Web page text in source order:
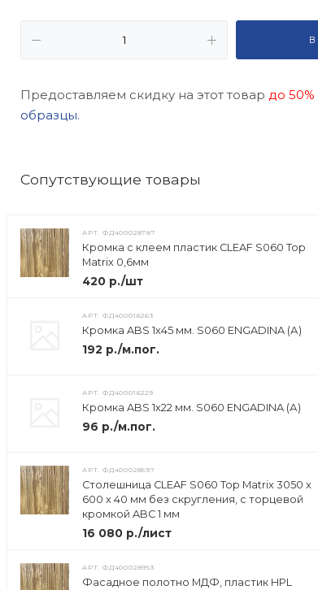
Предоставляем скидку на этот товар до 50%
образцы.
Cопутствующие товары
АРТ.ФД400028787
Кромка с клеем пластик CLEAF S060 Top
Matrix 0,6мм
420 р./шт
АРТ.ФД400016263
Кромка ABS 1х45 мм. S060 ENGADINA (А)
192 р./м.пог.
АРТ.ФД400016229
Кромка ABS 1х22 мм. S060 ENGADINA (А)
96 р./м.пог.
АРТ.ФД400028597
Столешница CLEAF S060 Top Matrix 3050 x
600 x 40 мм без скругления, с торцевой
кромкой ABC 1 мм
16 080 р./лист
АРТ.ФД400028953
Фасадное полотно МДФ, пластик HPL